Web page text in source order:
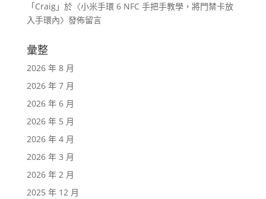
「Craig」於〈小米手環 6 NFC 手把手教學，將門禁卡放
入手環內〉發佈留言
彙整
2026 年 8 月
2026 年 7 月
2026 年 6 月
2026 年 5 月
2026 年 4 月
2026 年 3 月
2026 年 2 月
2025 年 12 月